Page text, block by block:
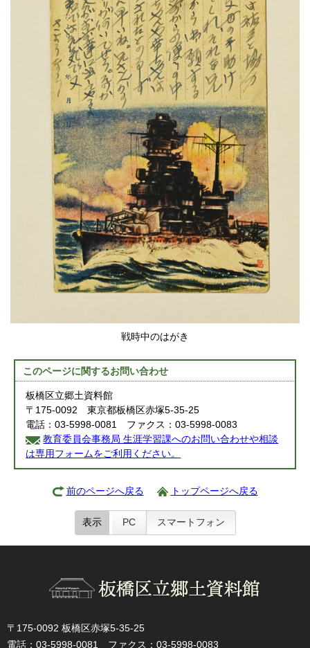
戦時中のはがき
このページに関するお問い合わせ
板橋区立郷土資料館
〒175-0092 東京都板橋区赤塚5-35-25
電話：03-5998-0081 ファクス：03-5998-0083
教育委員会事務局 生涯学習課へのお問い合わせや相談
は専用フォームをご利用ください。
前のページへ戻る トップページへ戻る
表示 PC スマートフォン
〒175-0092 板橋区赤塚5-35-25
電話：03-5998-0081 ファクス：03-5998-0083